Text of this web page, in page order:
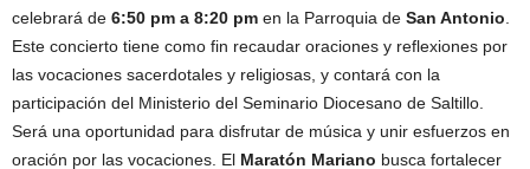
celebrará de 6:50 pm a 8:20 pm en la Parroquia de San Antonio
Este concierto tiene como fin recaudar oraciones y reflexiones por
las vocaciones sacerdotales y religiosas, y contará con la
participación del Ministerio del Seminario Diocesano de Saltillo.
Será una oportunidad para disfrutar de música y unir esfuerzos en
oración por las vocaciones. El Maratón Mariano busca fortalecer